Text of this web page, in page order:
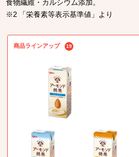
食物繊維・カルシウム添加。
※2 「栄養素等表示基準値」より
商品ラインアップ 19